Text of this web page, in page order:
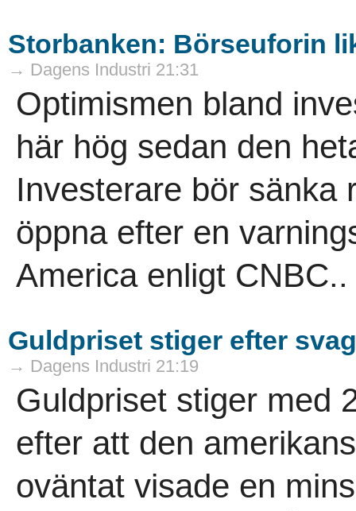
Storbanken: Börseuforin
→ Dagens Industri 21:31
Optimismen bland
här hög sedan den
Investerare bör sänka
öppna efter en
America enligt CNBC..
Guldpriset stiger efter
→ Dagens Industri 21:19
Guldpriset stiger med
efter att den
oväntat visade en